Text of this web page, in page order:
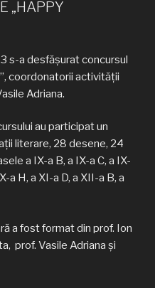
„HAPPY
s-a desfășurat concursul
coordonatorii activității
Adriana.
au participat un
literare, 28 desene, 24
a IX-a B, a IX-a C, a IX-
a H, a XI-a D, a XII-a B, a
a fost format din prof. Ion
prof. Vasile Adriana și